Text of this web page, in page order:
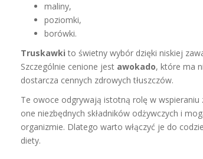
maliny,
poziomki,
borówki.
Truskawki to świetny wybór dzięki niskiej
Szczególnie cenione jest awokado, które ma
dostarcza cennych zdrowych tłuszczów.
Te owoce odgrywają istotną rolę w
one niezbędnych składników odżywczych i
organizmie. Dlatego warto włączyć je do
diety.